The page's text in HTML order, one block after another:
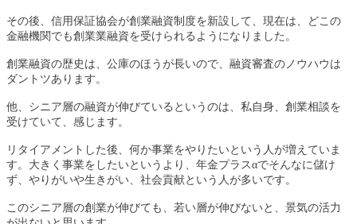
その後、信用保証協会が創業融資制度を新設して、現在は、どこの
金融機関でも創業業融資を受けられるようになりました。
創業融資の歴史は、公庫のほうが長いので、融資審査のノウハウは
ダントツあります。
他、シニア層の融資が伸びているというのは、私自身、創業相談を
受けていて、感じます。
リタイアメントした後、何か事業をやりたいという人が増えていま
す。大きく事業をしたいというより、年金プラスαでそんなに儲け
ず、やりがいや生きがい、社会貢献という人が多いです。
このシニア層の創業が伸びても、若い層が伸びないと、景気の活力